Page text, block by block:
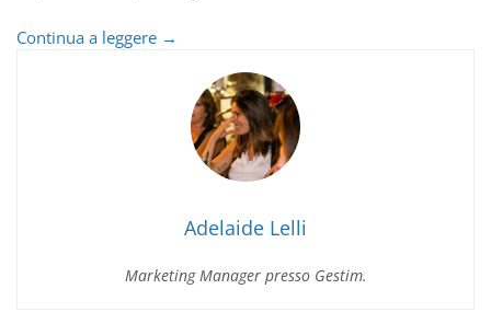
Continua a leggere Le
tecnologie
agenzie
immobiliari
2025
→
Adelaide Lelli
Marketing Manager presso Gestim.